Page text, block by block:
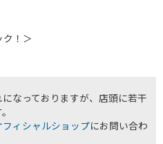
！＞
なっておりますが、店頭に若干
フィシャルショップにお問い合わ